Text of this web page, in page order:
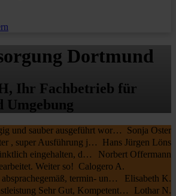
Dortmund
Ihr Fachbetrieb für
Umgebung
Sonja Oster
Die Arbeiten sind zügig und sauber ausgeführt worden, wir waren sehr zufrieden. Die MA waren freundlich , nochmal ein Danke schön an die beiden.
Hans Jürgen Löns
Freundliche Mitarbeiter , super Ausführung jederzeit zu empfehlen
Norbert Offermann
Der Termin wurde pünktlich eingehalten, die Mitarbeiter waren kundenfreundlich und haben alles gut erledigt. Die Rechnung entsprach dem Auftrag.
Calogero A.
Weiter so!
Elisabeth K.
Die Arbeiten wurden absprachegemäß, termin- und fachgerecht zu unserer vollsten Zufriedenheit durchgeführt. Sehr freundliche Kommunikation sowohl mit Öltank24 als auch mit der Fa. Botec
Lothar N.
Ausführung der Dienstleistung Sehr Gut, Kompetente Mitarbeiter, Sehr Freundliches Personal